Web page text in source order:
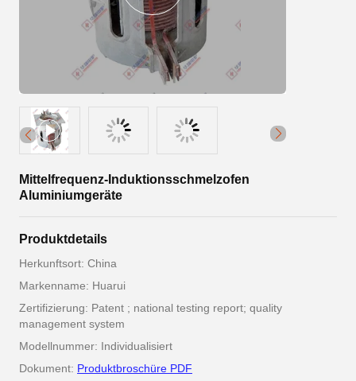
Mittelfrequenz-Induktionsschmelzofen
Aluminiumgeräte
Produktdetails
Herkunftsort: China
Markenname: Huarui
Zertifizierung: Patent ; national testing report; quality
management system
Modellnummer: Individualisiert
Dokument: Produktbroschüre PDF